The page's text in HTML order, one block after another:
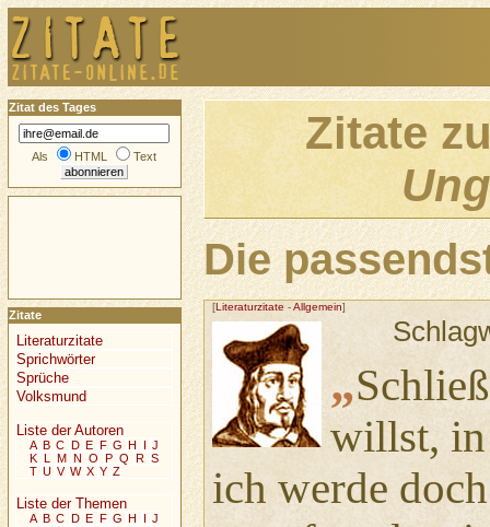
Zitate
Die
[Literaturzitate -Allgemein]
„
willst, in
ich werde
Zitat des Tages
Als HTML Text
Zitate
Literaturzitate
Sprichwörter
Sprüche
Volksmund
Liste der Autoren
A B C D E F G H I J
K L M N O P Q R S
T U V W X Y Z
Liste der Themen
A B C D E F G H I J